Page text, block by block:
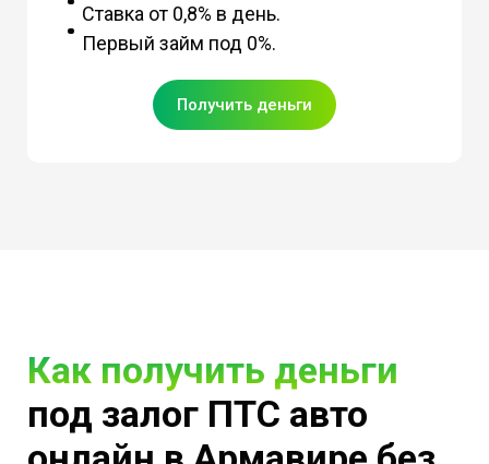
Ставка от 0,8% в день.
Первый займ под 0%.
Получить деньги
Как получить деньги
под залог ПТС авто